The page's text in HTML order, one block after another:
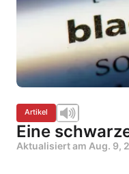
Artikel
Eine
Aktualisiert am Aug. 9,